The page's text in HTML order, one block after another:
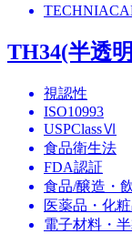
TH34(半透
視認性
ISO10993
USPClassⅥ
食品衛生法
FDA認証
食品/醸造・
医薬品・化
電子材料・